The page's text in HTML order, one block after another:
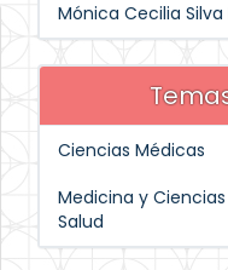
Mónica Cecilia Silva
Ciencias Médicas
Medicina y
Salud